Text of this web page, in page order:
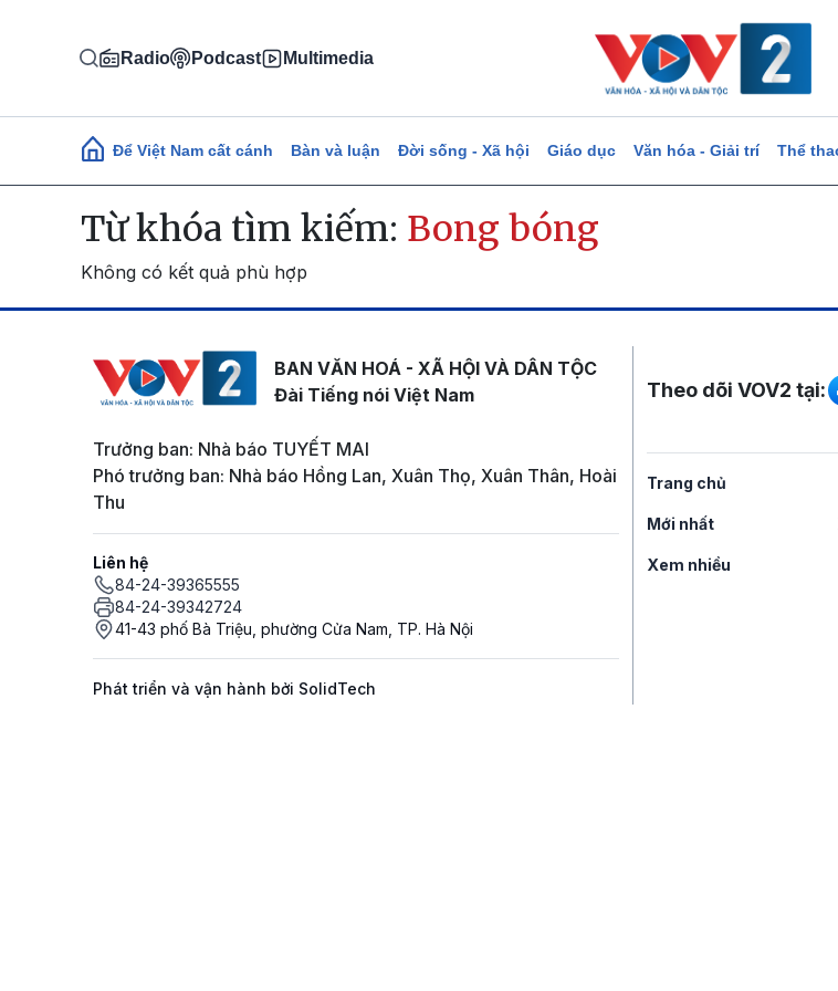
Radio Podcast Multimedia
Main navigation
Để Việt Nam cất cánh Bàn và luận Đời sống - Xã hội Giáo dục Văn hóa - Giải trí Thể
Từ khóa tìm kiếm: Bong bóng
Không có kết quả phù hợp
BAN VĂN HOÁ - XÃ HỘI VÀ DÂN TỘC
Đài Tiếng nói Việt Nam
Trưởng ban: Nhà báo TUYẾT MAI
Phó trưởng ban: Nhà báo Hồng Lan, Xuân Thọ, Xuân Thân, Hoài
Thu
Liên hệ
84-24-39365555
84-24-39342724
41-43 phố Bà Triệu, phường Cửa Nam, TP. Hà Nội
Phát triển và vận hành bởi SolidTech
Mạng xã
Theo dõi VOV2 tại:
Trang chủ
Mới nhất
Xem nhiều